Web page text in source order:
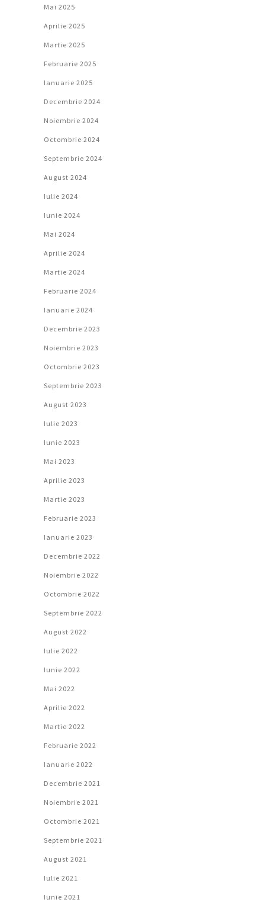
Mai 2025
Aprilie 2025
Martie 2025
Februarie 2025
Ianuarie 2025
Decembrie 2024
Noiembrie 2024
Octombrie 2024
Septembrie 2024
August 2024
Iulie 2024
Iunie 2024
Mai 2024
Aprilie 2024
Martie 2024
Februarie 2024
Ianuarie 2024
Decembrie 2023
Noiembrie 2023
Octombrie 2023
Septembrie 2023
August 2023
Iulie 2023
Iunie 2023
Mai 2023
Aprilie 2023
Martie 2023
Februarie 2023
Ianuarie 2023
Decembrie 2022
Noiembrie 2022
Octombrie 2022
Septembrie 2022
August 2022
Iulie 2022
Iunie 2022
Mai 2022
Aprilie 2022
Martie 2022
Februarie 2022
Ianuarie 2022
Decembrie 2021
Noiembrie 2021
Octombrie 2021
Septembrie 2021
August 2021
Iulie 2021
Iunie 2021